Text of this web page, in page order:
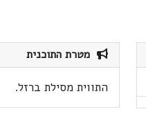
מטרת התוכנית
התווית מסילת ברזל.